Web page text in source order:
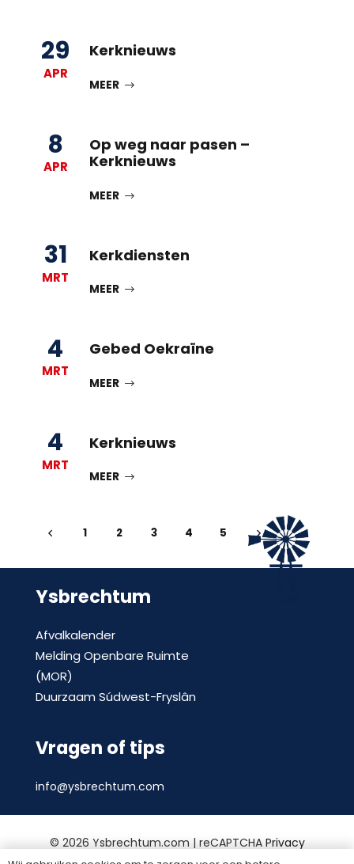
29
APR
Kerknieuws
MEER
8
APR
Op weg naar pasen –
Kerknieuws
MEER
31
MRT
Kerkdiensten
MEER
4
MRT
Gebed Oekraïne
MEER
4
MRT
Kerknieuws
MEER
1 2 3 4 5
Ysbrechtum
Afvalkalender
Melding Openbare Ruimte
(MOR)
Duurzaam Súdwest-Fryslân
Vragen of tips
info@ysbrechtum.com
© 2026 Ysbrechtum.com | reCAPTCHA Privacy